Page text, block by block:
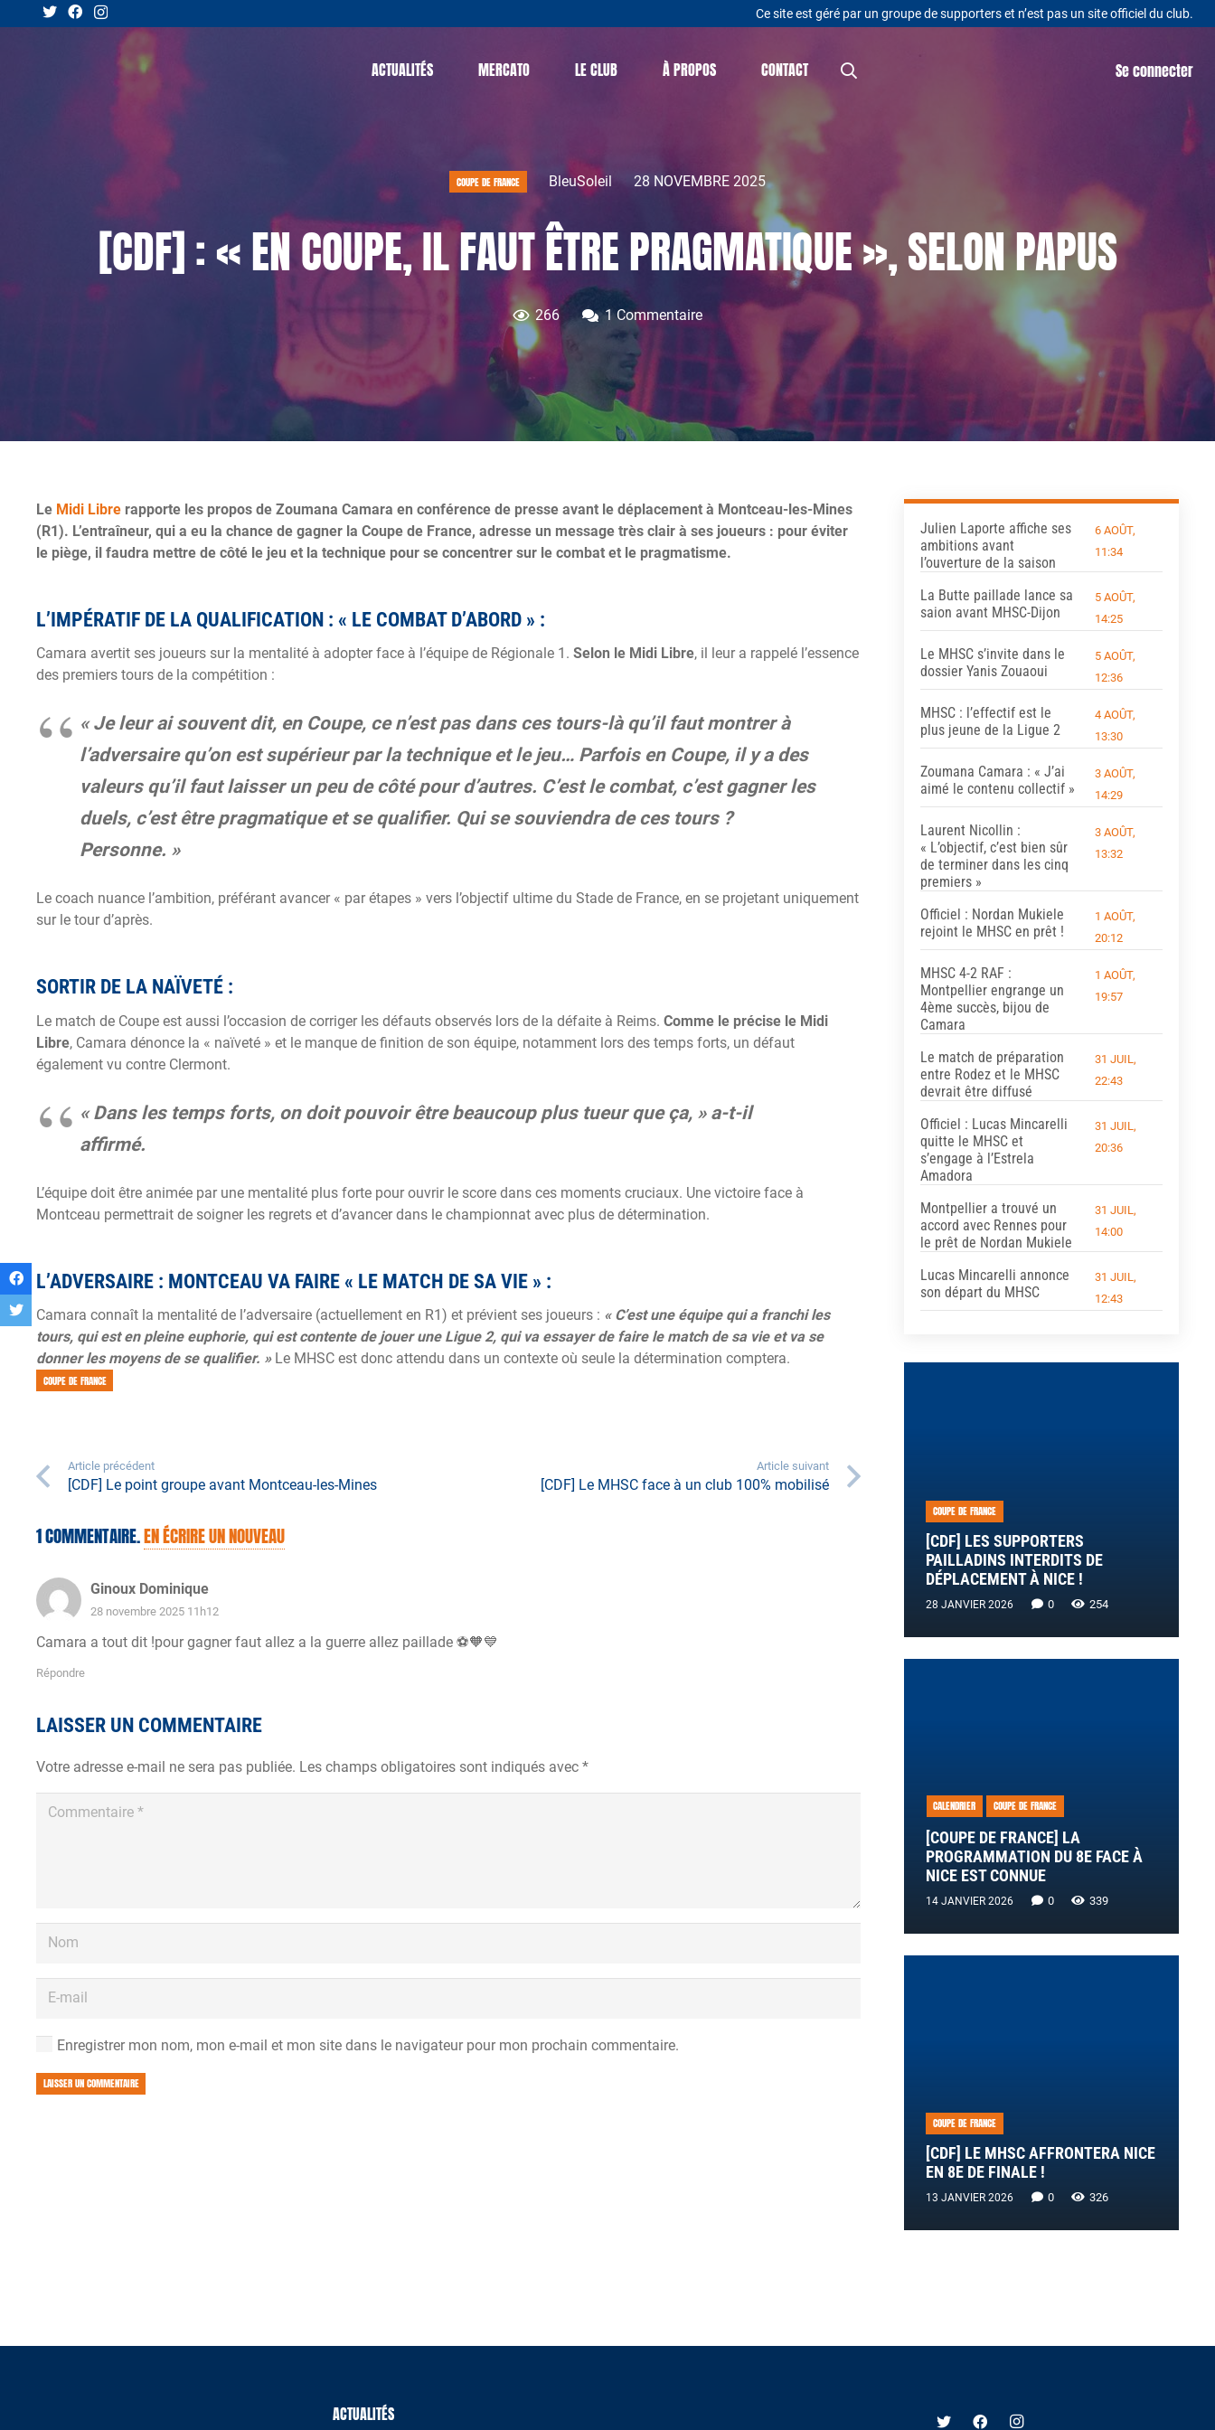
Ce site est géré par un groupe de supporters et n’est pas un site officiel du club.
ACTUALITÉS MERCATO LE CLUB À PROPOS CONTACT Se connecter
COUPE DE FRANCE BleuSoleil 28 NOVEMBRE 2025
[CDF] : « EN COUPE, IL FAUT ÊTRE PRAGMATIQUE », SELON PAPUS
266 1Commentaire
Le Midi Libre rapporte les propos de Zoumana Camara en conférence de presse avant le déplacement à Montceau-les-Mines
(R1). L’entraîneur, qui a eu la chance de gagner la Coupe de France, adresse un message très clair à ses joueurs : pour éviter
le piège, il faudra mettre de côté le jeu et la technique pour se concentrer sur le combat et le pragmatisme.
L’IMPÉRATIF DE LA QUALIFICATION : « LE COMBAT D’ABORD » :
Camara avertit ses joueurs sur la mentalité à adopter face à l’équipe de Régionale 1. Selon le Midi Libre, il leur a rappelé l’essence
des premiers tours de la compétition :
« Je leur ai souvent dit, en Coupe, ce n’est pas dans ces tours-là qu’il faut montrer à
l’adversaire qu’on est supérieur par la technique et le jeu… Parfois en Coupe, il y a des
valeurs qu’il faut laisser un peu de côté pour d’autres. C’est le combat, c’est gagner les
duels, c’est être pragmatique et se qualifier. Qui se souviendra de ces tours ?
Personne. »
Le coach nuance l’ambition, préférant avancer « par étapes » vers l’objectif ultime du Stade de France, en se projetant uniquement
sur le tour d’après.
SORTIR DE LA NAÏVETÉ :
Le match de Coupe est aussi l’occasion de corriger les défauts observés lors de la défaite à Reims. Comme le précise le Midi
Libre, Camara dénonce la « naïveté » et le manque de finition de son équipe, notamment lors des temps forts, un défaut
également vu contre Clermont.
« Dans les temps forts, on doit pouvoir être beaucoup plus tueur que ça, » a-t-il
affirmé.
L’équipe doit être animée par une mentalité plus forte pour ouvrir le score dans ces moments cruciaux. Une victoire face à
Montceau permettrait de soigner les regrets et d’avancer dans le championnat avec plus de détermination.
L’ADVERSAIRE : MONTCEAU VA FAIRE « LE MATCH DE SA VIE » :
Camara connaît la mentalité de l’adversaire (actuellement en R1) et prévient ses joueurs : « C’est une équipe qui a franchi les
tours, qui est en pleine euphorie, qui est contente de jouer une Ligue 2, qui va essayer de faire le match de sa vie et va se
donner les moyens de se qualifier. »Le MHSC est donc attendu dans un contexte où seule la détermination comptera.
COUPE DE FRANCE
Article précédent
[CDF] Le point groupe avant Montceau-les-Mines
Article suivant
[CDF] Le MHSC face à un club 100% mobilisé
1COMMENTAIRE.EN ÉCRIRE UN NOUVEAU
Ginoux Dominique
28 novembre 2025 11h12
Camara a tout dit !pour gagner faut allez a la guerre allez paillade ⚽️🧡💙
Répondre
LAISSER UN COMMENTAIRE
Votre adresse e-mail ne sera pas publiée. Les champs obligatoires sont indiqués avec *
Enregistrer mon nom, mon e-mail et mon site dans le navigateur pour mon prochain commentaire.
LAISSER UN COMMENTAIRE
Julien Laporte affiche ses
ambitions avant
l’ouverture de la saison
6 AOÛT,
11:34
La Butte paillade lance sa
saion avant MHSC-Dijon
5 AOÛT,
14:25
Le MHSC s’invite dans le
dossier Yanis Zouaoui
5 AOÛT,
12:36
MHSC : l’effectif est le
plus jeune de la Ligue 2
4 AOÛT,
13:30
Zoumana Camara : « J’ai
aimé le contenu collectif »
3 AOÛT,
14:29
Laurent Nicollin :
« L’objectif, c’est bien sûr
de terminer dans les cinq
premiers »
3 AOÛT,
13:32
Officiel : Nordan Mukiele
rejoint le MHSC en prêt !
1 AOÛT,
20:12
MHSC 4-2 RAF :
Montpellier engrange un
4ème succès, bijou de
Camara
1 AOÛT,
19:57
Le match de préparation
entre Rodez et le MHSC
devrait être diffusé
31 JUIL,
22:43
Officiel : Lucas Mincarelli
quitte le MHSC et
s’engage à l’Estrela
Amadora
31 JUIL,
20:36
Montpellier a trouvé un
accord avec Rennes pour
le prêt de Nordan Mukiele
31 JUIL,
14:00
Lucas Mincarelli annonce
son départ du MHSC
31 JUIL,
12:43
COUPE DE FRANCE
[CDF] LES SUPPORTERS
PAILLADINS INTERDITS DE
DÉPLACEMENT À NICE !
28 JANVIER 2026 0 254
CALENDRIER COUPE DE FRANCE
[COUPE DE FRANCE] LA
PROGRAMMATION DU 8E FACE À
NICE EST CONNUE
14 JANVIER 2026 0 339
COUPE DE FRANCE
[CDF] LE MHSC AFFRONTERA NICE
EN 8E DE FINALE !
13 JANVIER 2026 0 326
ACTUALITÉS